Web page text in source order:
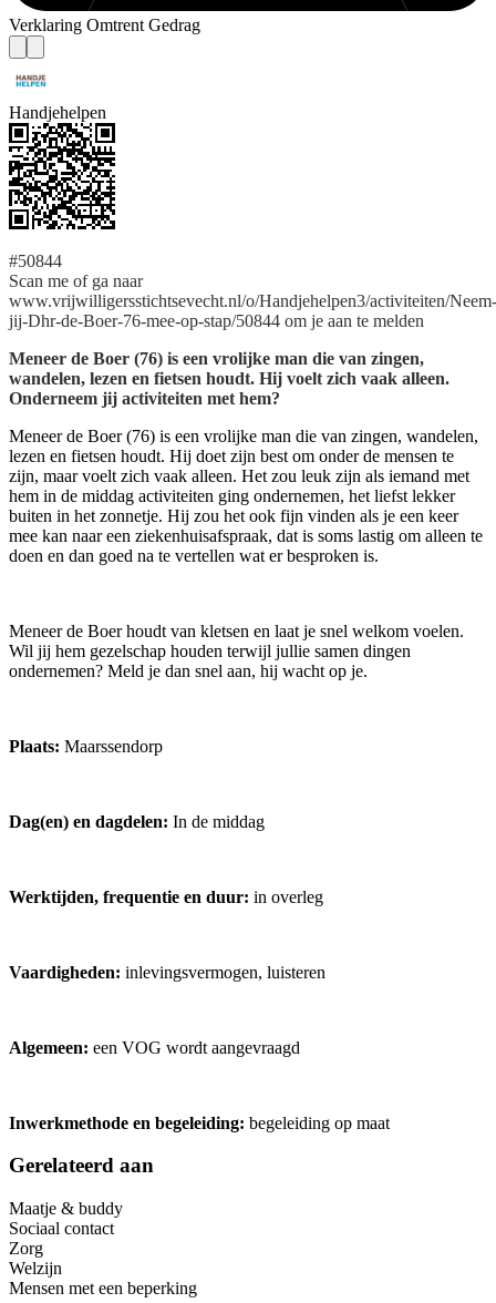
Verklaring Omtrent Gedrag
Handjehelpen
#50844
Scan me of ga naar
www.vrijwilligersstichtsevecht.nl/o/Handjehelpen3/activiteiten/Neem-
jij-Dhr-de-Boer-76-mee-op-stap/50844 om je aan te melden
Meneer de Boer (76) is een vrolijke man die van zingen,
wandelen, lezen en fietsen houdt. Hij voelt zich vaak alleen.
Onderneem jij activiteiten met hem?
Meneer de Boer (76) is een vrolijke man die van zingen, wandelen,
lezen en fietsen houdt. Hij doet zijn best om onder de mensen te
zijn, maar voelt zich vaak alleen. Het zou leuk zijn als iemand met
hem in de middag activiteiten ging ondernemen, het liefst lekker
buiten in het zonnetje. Hij zou het ook fijn vinden als je een keer
mee kan naar een ziekenhuisafspraak, dat is soms lastig om alleen te
doen en dan goed na te vertellen wat er besproken is.
Meneer de Boer houdt van kletsen en laat je snel welkom voelen.
Wil jij hem gezelschap houden terwijl jullie samen dingen
ondernemen? Meld je dan snel aan, hij wacht op je.
Plaats: Maarssendorp
Dag(en) en dagdelen: In de middag
Werktijden, frequentie en duur: in overleg
Vaardigheden: inlevingsvermogen, luisteren
Algemeen: een VOG wordt aangevraagd
Inwerkmethode en begeleiding: begeleiding op maat
Gerelateerd aan
Maatje & buddy
Sociaal contact
Zorg
Welzijn
Mensen met een beperking